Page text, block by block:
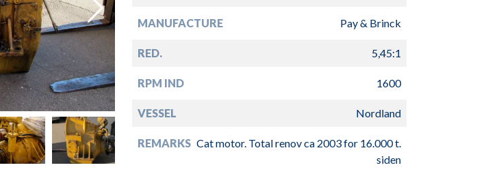
MANUFACTURE Pay & Brinck
RED. 5,45:1
RPM IND 1600
VESSEL Nordland
REMARKS Cat motor. Total renov ca 2003 for 16.000 t.
siden